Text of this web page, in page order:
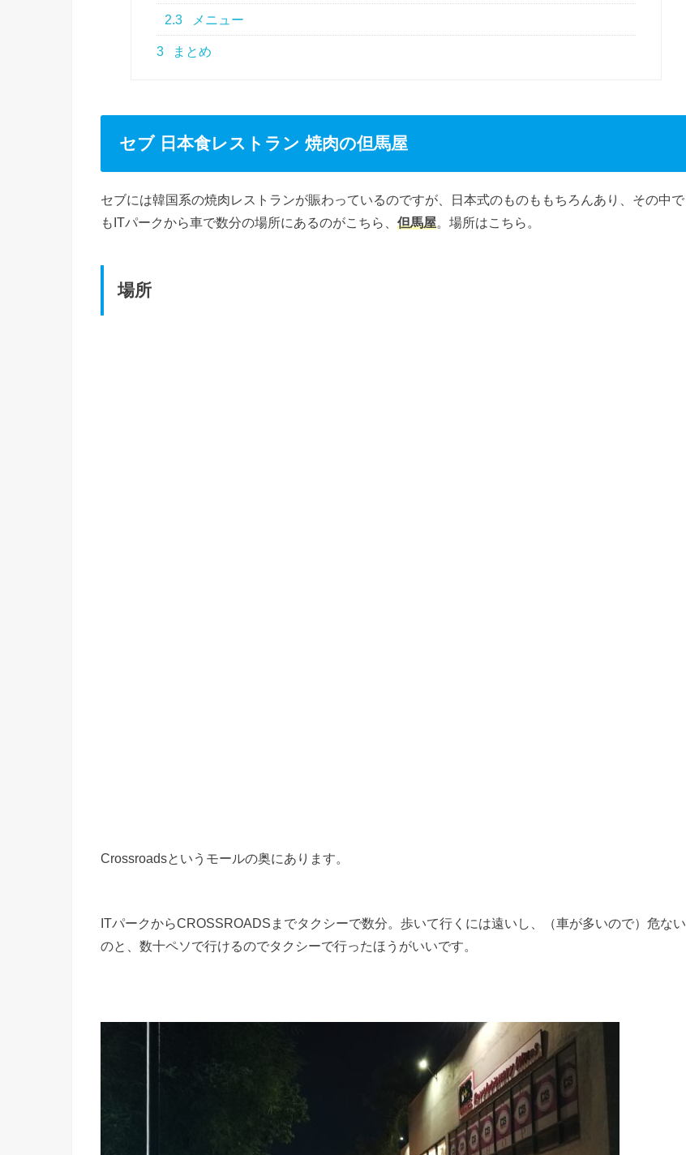
2.3 メニュー
3 まとめ
セブ 日本食レストラン 焼肉の但馬屋
セブには韓国系の焼肉レストランが賑わっているのですが、日本式のものももちろんあり、その中で
もITパークから車で数分の場所にあるのがこちら、 但馬屋。場所はこちら。
場所
Crossroadsというモールの奥にあります。
ITパークからCROSSROADSまでタクシーで数分。歩いて行くには遠いし、（車が多いので）危ない
のと、数十ペソで行けるのでタクシーで行ったほうがいいです。